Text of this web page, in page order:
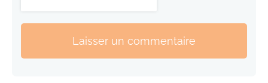
Laisser un commentaire